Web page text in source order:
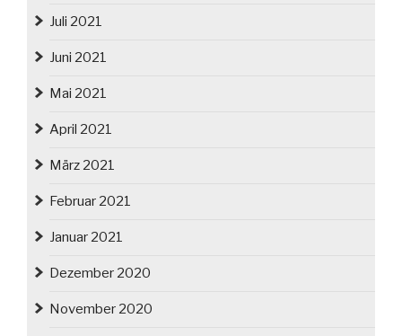
Juli 2021
Juni 2021
Mai 2021
April 2021
März 2021
Februar 2021
Januar 2021
Dezember 2020
November 2020